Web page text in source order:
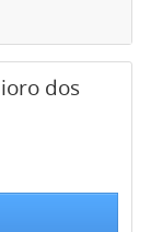
dos